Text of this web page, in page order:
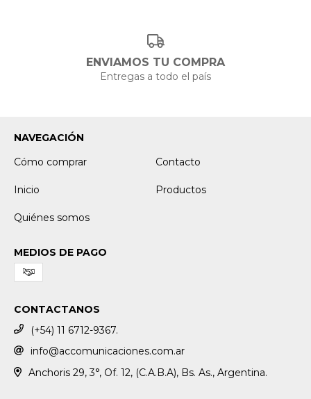
ENVIAMOS TU COMPRA
Entregas a todo el país
NAVEGACIÓN
Cómo comprar
Contacto
Inicio Productos
Quiénes somos
MEDIOS DE PAGO
CONTACTANOS
(+54) 11 6712-9367.
info@accomunicaciones.com.ar
Anchoris 29, 3°, Of. 12, (C.A.B.A), Bs. As., Argentina.